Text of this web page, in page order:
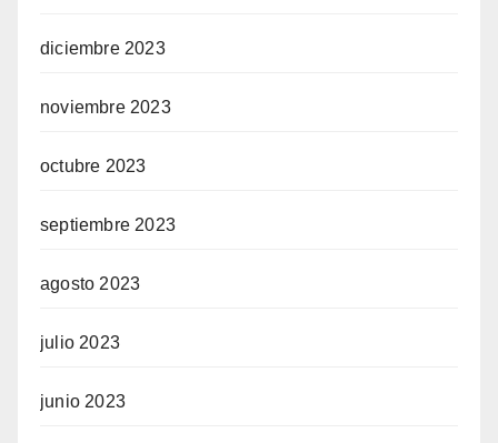
diciembre 2023
noviembre 2023
octubre 2023
septiembre 2023
agosto 2023
julio 2023
junio 2023